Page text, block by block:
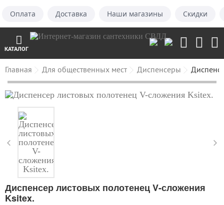
Оплата Доставка Наши магазины Скидки
КАТАЛОГ
Главная Для общественных мест Диспенсеры
Диспенсер листовых полотенец V-сложения
Ksitex.